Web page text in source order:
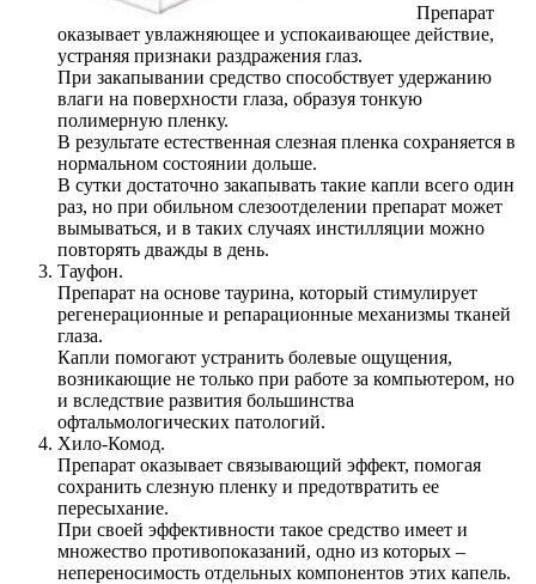
Препарат
оказывает увлажняющее и успокаивающее действие,
устраняя признаки раздражения глаз.
При закапывании средство способствует удержанию
влаги на поверхности глаза, образуя тонкую
полимерную пленку.
В результате естественная слезная пленка сохраняется в
нормальном состоянии дольше.
В сутки достаточно закапывать такие капли всего один
раз, но при обильном слезоотделении препарат может
вымываться, и в таких случаях инстилляции можно
повторять дважды в день.
Тауфон.
Препарат на основе таурина, который стимулирует
регенерационные и репарационные механизмы тканей
глаза.
Капли помогают устранить болевые ощущения,
возникающие не только при работе за компьютером, но
и вследствие развития большинства
офтальмологических патологий.
Хило-Комод.
Препарат оказывает связывающий эффект, помогая
сохранить слезную пленку и предотвратить ее
пересыхание.
При своей эффективности такое средство имеет и
множество противопоказаний, одно из которых –
непереносимость отдельных компонентов этих капель.